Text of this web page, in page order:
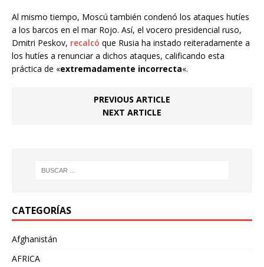
Al mismo tiempo, Moscú también condenó los ataques hutíes
a los barcos en el mar Rojo. Así, el vocero presidencial ruso,
Dmitri Peskov, recalcó que Rusia ha instado reiteradamente a
los hutíes a renunciar a dichos ataques, calificando esta
práctica de «extremadamente incorrecta«.
PREVIOUS ARTICLE
NEXT ARTICLE
CATEGORÍAS
Afghanistán
AFRICA